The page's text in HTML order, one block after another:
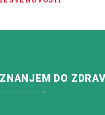
ZNANJEM DO